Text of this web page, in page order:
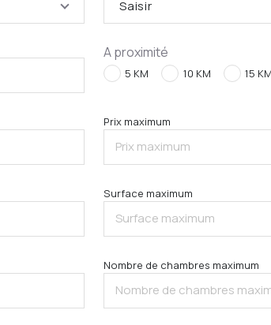
Saisir
A proximité
5 KM 10 KM 15
Prix maximum
Surface maximum
Nombre de chambres maximum